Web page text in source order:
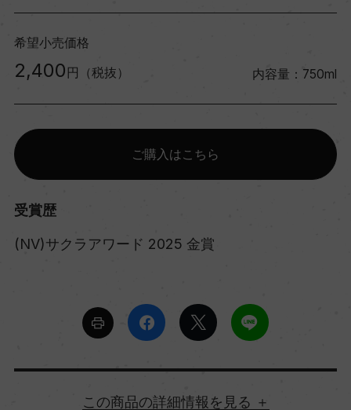
希望小売価格
2,400 円（税抜） 内容量：750ml
ご購入はこちら
受賞歴
(NV)サクラアワード 2025 金賞
詳細情報